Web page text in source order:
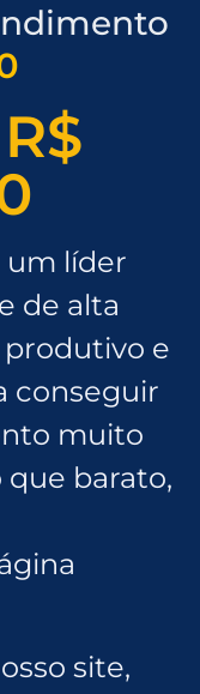
R$
um líder
de alta
e
conseguir
muito
barato,
site,